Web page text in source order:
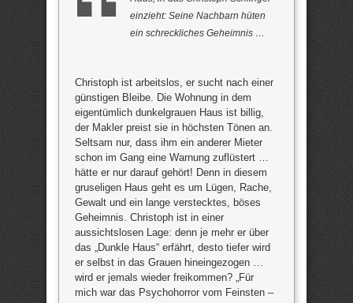
einzieht: Seine Nachbarn hüten
ein schreckliches Geheimnis …
Christoph ist arbeitslos, er sucht nach einer
günstigen Bleibe. Die Wohnung in dem
eigentümlich dunkelgrauen Haus ist billig,
der Makler preist sie in höchsten Tönen an.
Seltsam nur, dass ihm ein anderer Mieter
schon im Gang eine Warnung zuflüstert …
hätte er nur darauf gehört! Denn in diesem
gruseligen Haus geht es um Lügen, Rache,
Gewalt und ein lange verstecktes, böses
Geheimnis. Christoph ist in einer
aussichtslosen Lage: denn je mehr er über
das „Dunkle Haus“ erfährt, desto tiefer wird
er selbst in das Grauen hineingezogen …
wird er jemals wieder freikommen? „Für
mich war das Psychohorror vom Feinsten –